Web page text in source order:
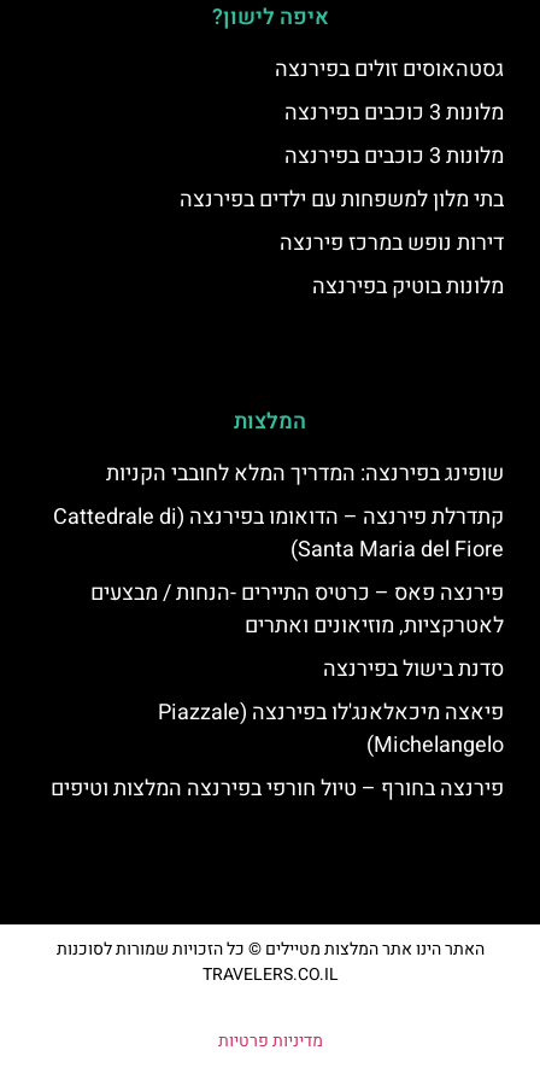
איפה לישון?
גסטהאוסים זולים בפירנצה
מלונות 3 כוכבים בפירנצה
מלונות 3 כוכבים בפירנצה
בתי מלון למשפחות עם ילדים בפירנצה
דירות נופש במרכז פירנצה
מלונות בוטיק בפירנצה
המלצות
שופינג בפירנצה: המדריך המלא לחובבי הקניות
קתדרלת פירנצה – הדואומו בפירנצה (Cattedrale di
Santa Maria del Fiore)
פירנצה פאס – כרטיס התיירים -הנחות / מבצעים
לאטרקציות, מוזיאונים ואתרים
סדנת בישול בפירנצה
פיאצה מיכאלאנג'לו בפירנצה (Piazzale
Michelangelo)
פירנצה בחורף – טיול חורפי בפירנצה המלצות וטיפים
האתר הינו אתר המלצות מטיילים © כל הזכויות שמורות לסוכנות
TRAVELERS.CO.IL
מדיניות פרטיות